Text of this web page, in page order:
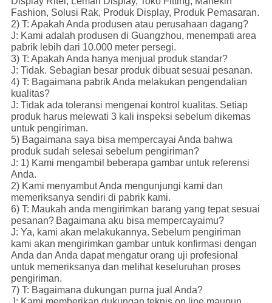
Fashion, Solusi Rak, Produk Display, Produk Pemasaran.
2) T: Apakah Anda produsen atau perusahaan dagang?
J: Kami adalah produsen di Guangzhou, menempati area
pabrik lebih dari 10.000 meter persegi.
3) T: Apakah Anda hanya menjual produk standar?
J: Tidak. Sebagian besar produk dibuat sesuai pesanan.
4) T: Bagaimana pabrik Anda melakukan pengendalian
kualitas?
J: Tidak ada toleransi mengenai kontrol kualitas. Setiap
produk harus melewati 3 kali inspeksi sebelum dikemas
untuk pengiriman.
5) Bagaimana saya bisa mempercayai Anda bahwa
produk sudah selesai sebelum pengiriman?
J: 1) Kami mengambil beberapa gambar untuk referensi
Anda.
2) Kami menyambut Anda mengunjungi kami dan
memeriksanya sendiri di pabrik kami.
6) T: Maukah anda mengirimkan barang yang tepat sesuai
pesanan? Bagaimana aku bisa mempercayaimu?
J: Ya, kami akan melakukannya. Sebelum pengiriman
kami akan mengirimkan gambar untuk konfirmasi dengan
Anda dan Anda dapat mengatur orang uji profesional
untuk memeriksanya dan melihat keseluruhan proses
pengiriman.
7) T: Bagaimana dukungan purna jual Anda?